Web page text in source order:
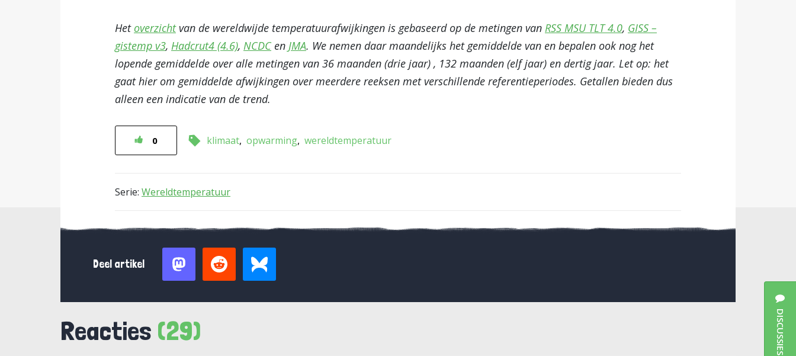
Het overzichtvan de wereldwijde temperatuurafwijkingen is gebaseerd op de metingen van RSS MSU TLT 4.0, GISS –
gistemp v3, Hadcrut4 (4.6), NCDC en JMA. We nemen daar maandelijks het gemiddelde van en bepalen ook nog het
lopende gemiddelde over alle metingen van 36 maanden (drie jaar) , 132 maanden (elf jaar) en dertig jaar. Let op: het
gaat hier om gemiddelde afwijkingen over meerdere reeksen met verschillende referentieperiodes. Getallen bieden dus
alleen een indicatie van de trend.
0 klimaat opwarming wereldtemperatuur
Serie: Wereldtemperatuur
Deel artikel
Reacties (29) DISCUSSIES